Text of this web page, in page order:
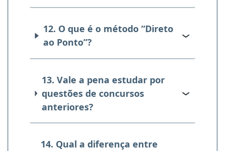
12. O que é o método “Direto
ao Ponto”?
13. Vale a pena estudar por
questões de concursos
anteriores?
14. Qual a diferença entre